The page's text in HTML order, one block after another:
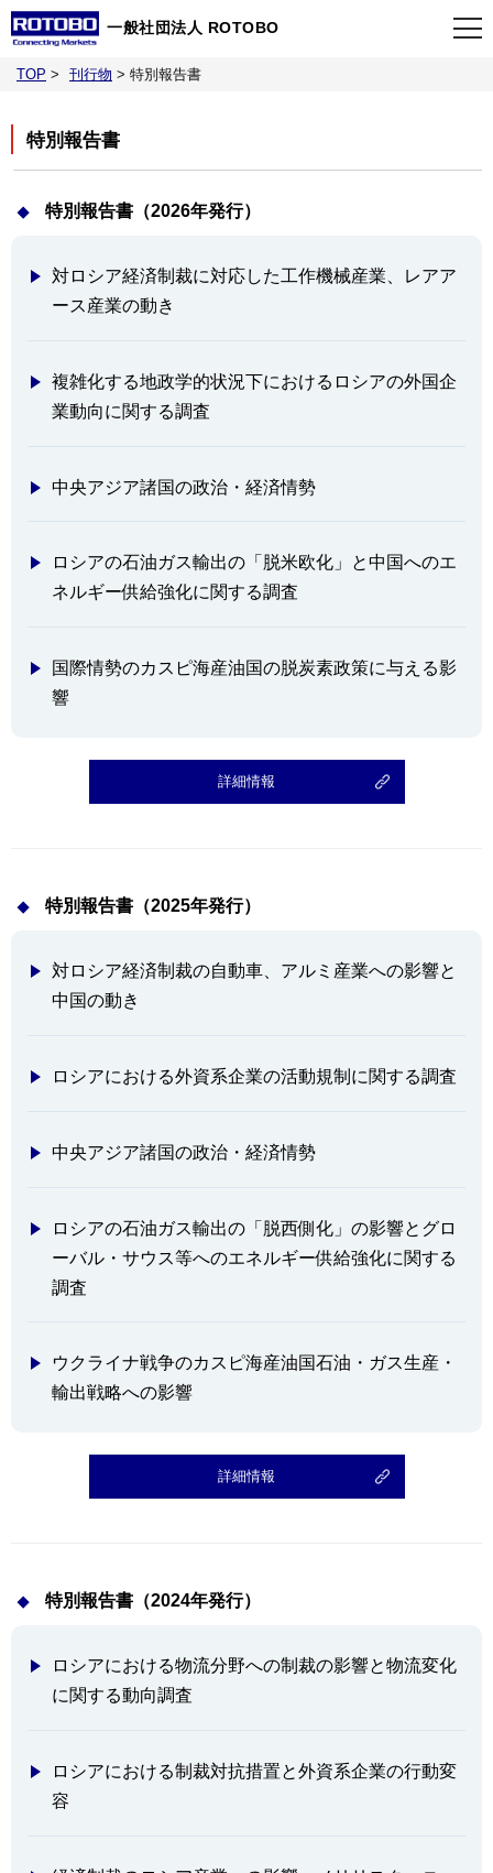
一般社団法人 ROTOBO
イベント
情報館
TOP > 刊行物 > 特別報告書
特別報告書
特別報告書（2026年発行）
対ロシア経済制裁に対応した工作機械産業、レアア
ース産業の動き
複雑化する地政学的状況下におけるロシアの外国企
業動向に関する調査
中央アジア諸国の政治・経済情勢
ロシアの石油ガス輸出の「脱米欧化」と中国へのエ
ネルギー供給強化に関する調査
国際情勢のカスピ海産油国の脱炭素政策に与える影
響
詳細情報
特別報告書（2025年発行）
対ロシア経済制裁の自動車、アルミ産業への影響と
中国の動き
ロシアにおける外資系企業の活動規制に関する調査
中央アジア諸国の政治・経済情勢
ロシアの石油ガス輸出の「脱西側化」の影響とグロ
ーバル・サウス等へのエネルギー供給強化に関する
調査
ウクライナ戦争のカスピ海産油国石油・ガス生産・
輸出戦略への影響
詳細情報
特別報告書（2024年発行）
ロシアにおける物流分野への制裁の影響と物流変化
に関する動向調査
ロシアにおける制裁対抗措置と外資系企業の行動変
容